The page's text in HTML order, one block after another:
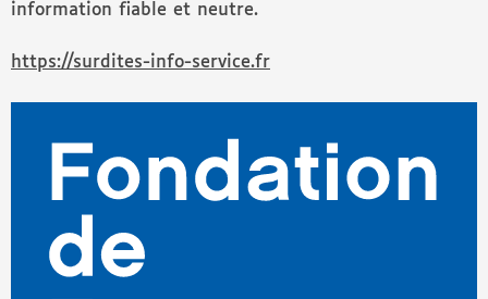
information fiable et neutre.
https://surdites-info-service.fr